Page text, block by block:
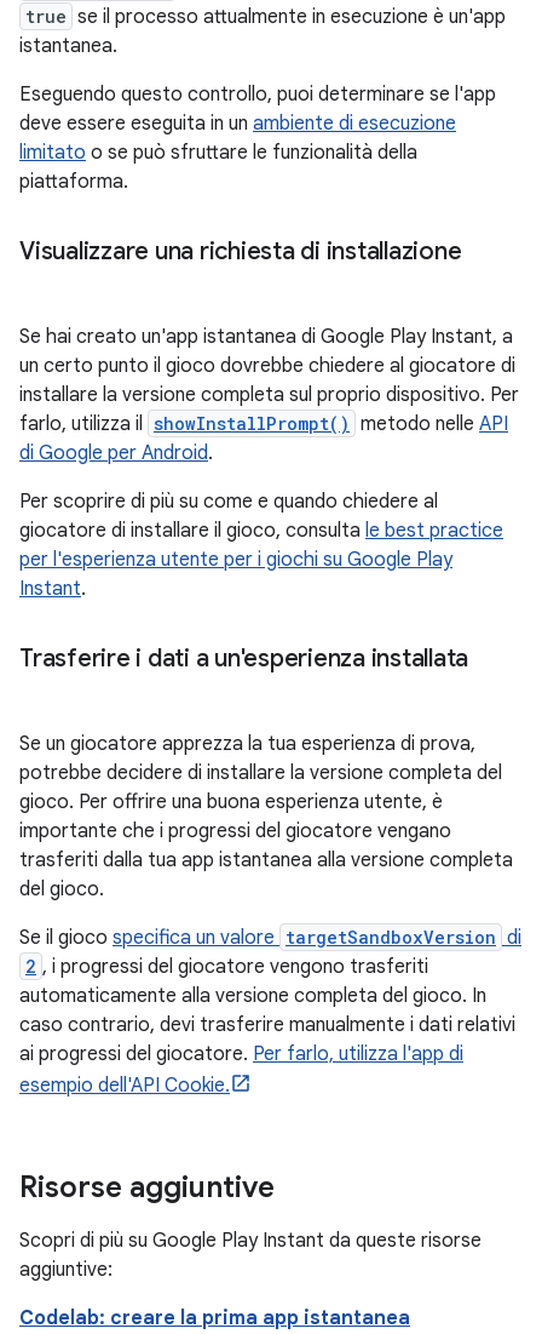
true se il processo attualmente in esecuzione è un'app
istantanea.
Eseguendo questo controllo, puoi determinare se l'app
deve essere eseguita in un ambiente di esecuzione
limitato o se può sfruttare le funzionalità della
piattaforma.
Visualizzare una richiesta di installazione
Se hai creato un'app istantanea di Google Play Instant, a
un certo punto il gioco dovrebbe chiedere al giocatore di
installare la versione completa sul proprio dispositivo. Per
farlo, utilizza il showInstallPrompt() metodo nelle API
di Google per Android.
Per scoprire di più su come e quando chiedere al
giocatore di installare il gioco, consulta le best practice
per l'esperienza utente per i giochi su Google Play
Instant.
Trasferire i dati a un'esperienza installata
Se un giocatore apprezza la tua esperienza di prova,
potrebbe decidere di installare la versione completa del
gioco. Per offrire una buona esperienza utente, è
importante che i progressi del giocatore vengano
trasferiti dalla tua app istantanea alla versione completa
del gioco.
Se il gioco specifica un valore targetSandboxVersion di
2 , i progressi del giocatore vengono trasferiti
automaticamente alla versione completa del gioco. In
caso contrario, devi trasferire manualmente i dati relativi
ai progressi del giocatore. Per farlo, utilizza l'app di
esempio dell'API Cookie.
Risorse aggiuntive
Scopri di più su Google Play Instant da queste risorse
aggiuntive:
Codelab: creare la prima app istantanea